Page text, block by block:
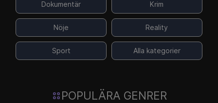
Dokumentär Krim
Nöje Reality
Sport Alla kategorier
POPULÄRA GENRER